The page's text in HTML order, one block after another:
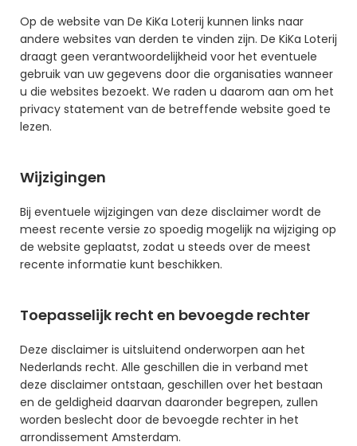
Op de website van De KiKa Loterij kunnen links naar
andere websites van derden te vinden zijn. De KiKa Loterij
draagt geen verantwoordelijkheid voor het eventuele
gebruik van uw gegevens door die organisaties wanneer
u die websites bezoekt. We raden u daarom aan om het
privacy statement van de betreffende website goed te
lezen.
Wijzigingen
Bij eventuele wijzigingen van deze disclaimer wordt de
meest recente versie zo spoedig mogelijk na wijziging op
de website geplaatst, zodat u steeds over de meest
recente informatie kunt beschikken.
Toepasselijk recht en bevoegde rechter
Deze disclaimer is uitsluitend onderworpen aan het
Nederlands recht. Alle geschillen die in verband met
deze disclaimer ontstaan, geschillen over het bestaan
en de geldigheid daarvan daaronder begrepen, zullen
worden beslecht door de bevoegde rechter in het
arrondissement Amsterdam.